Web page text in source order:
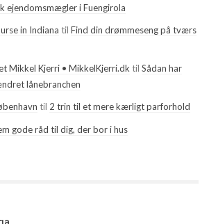
ejendomsmægler i Fuengirola
in Indiana til Find din drømmeseng på tværs
Mikkel Kjerri • MikkelKjerri.dk til Sådan har
lånebranchen
til 2 trin til et mere kærligt parforhold
gode råd til dig, der bor i hus